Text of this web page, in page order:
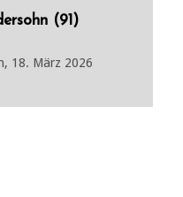
(91)
18. März 2026